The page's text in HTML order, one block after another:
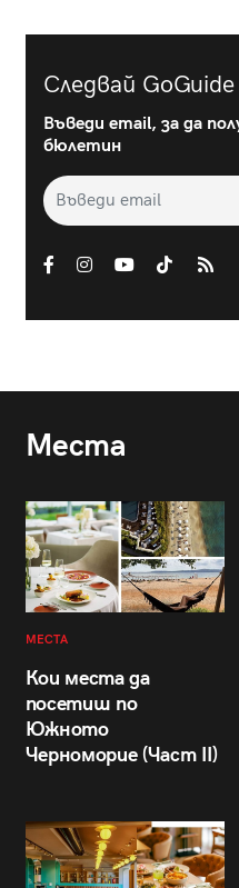
Следвай GoGuide
Въведи email, за да
бюлетин
Места
МЕСТА
Кои места да
посетиш по
Южното
Черноморие (Част II)